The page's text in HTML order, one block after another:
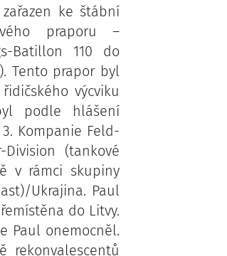
zařazen ke štábní
praporu –
Batillon 110 do
Tento prapor byl
výcviku
podle hlášení
Kompanie Feld-
(tankové
v rámci skupiny
Ukrajina. Paul
do Litvy.
Paul onemocněl.
rekonvalescentů